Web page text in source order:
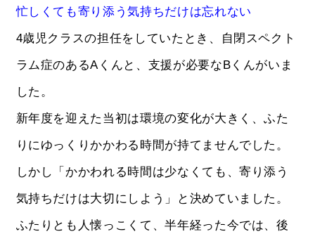
忙しくても寄り添う気持ちだけは忘れない
4歳児クラスの担任をしていたとき、自閉スペクト
ラム症のあるAくんと、支援が必要なBくんがいま
した。
新年度を迎えた当初は環境の変化が大きく、ふた
りにゆっくりかかわる時間が持てませんでした。
しかし「かかわれる時間は少なくても、寄り添う
気持ちだけは大切にしよう」と決めていました。
ふたりとも人懐っこくて、半年経った今では、後